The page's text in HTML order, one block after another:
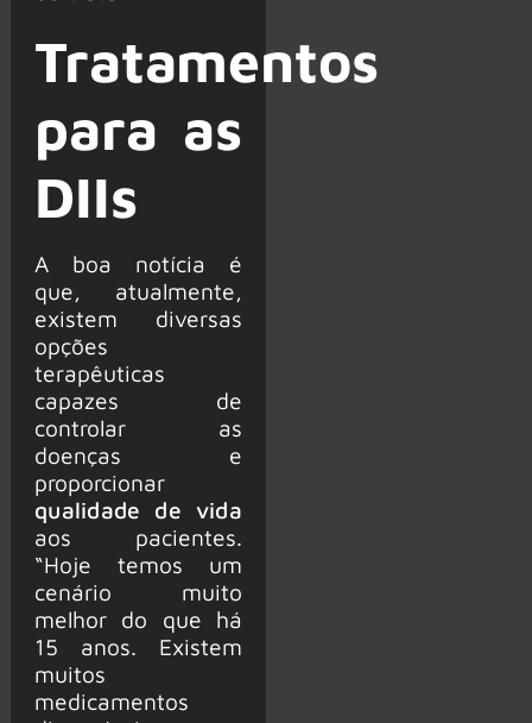
Tratamentos
para as
DIIs
A boa notícia é
que, atualmente,
existem diversas
opções
terapêuticas
capazes de
controlar as
doenças e
proporcionar
qualidade de vida
aos pacientes.
“Hoje temos um
cenário muito
melhor do que há
15 anos. Existem
muitos
medicamentos